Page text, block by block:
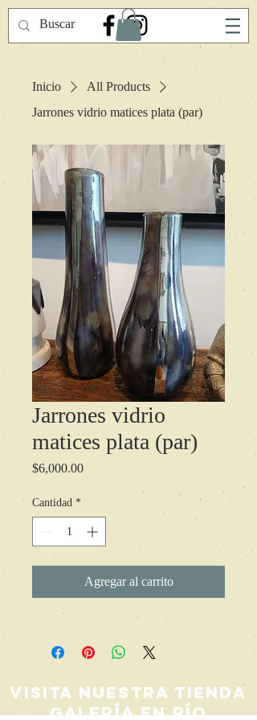
Inicio
All Products
Jarrones vidrio matices plata (par)
Jarrones vidrio
matices plata (par)
$6,000.00Precio
Cantidad *
Agregar al carrito
Visita nuestra Tienda
Galería en Río